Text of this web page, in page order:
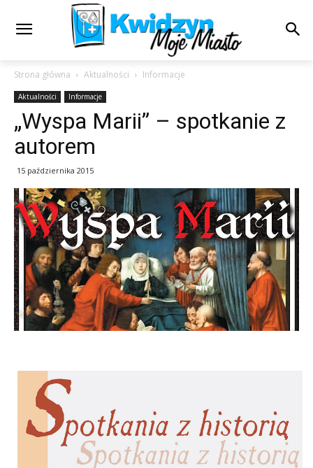
Strona główna Aktualności Informacje
Aktualności Informacje
„Wyspa Marii” – spotkanie z
autorem
15 października 2015